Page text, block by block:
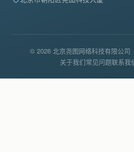
© 2026 北京尧图网络科技有限公司
关于我们常见问题联系我